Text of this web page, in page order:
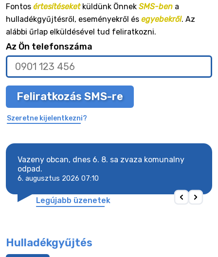
Fontos értesítéseketküldünk Önnek SMS-ben a
hulladékgyűjtésről, eseményekről és egyebekről. Az
alábbi űrlap elküldésével tud feliratkozni.
Az Ön telefonszáma
Feliratkozás SMS-re
Szeretne kijelentkezni?
Vazeny obcan, dnes 6. 8. sa zvaza komunalny
odpad.
6. augusztus 2026 07:10
Legújabb üzenetek
Hulladékgyűjtés